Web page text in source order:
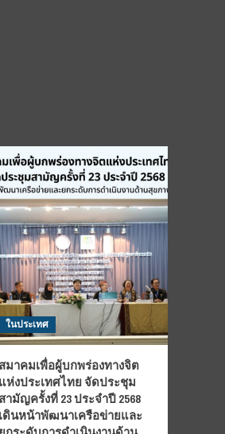
ในประเทศ
สมาคมเพื่อผู้บกพร่องทางจิต
แห่งประเทศไทย จัดประชุม
สามัญครั้งที่ 23 ประจำปี 2568
เดินหน้าพัฒนาเครือข่ายและ